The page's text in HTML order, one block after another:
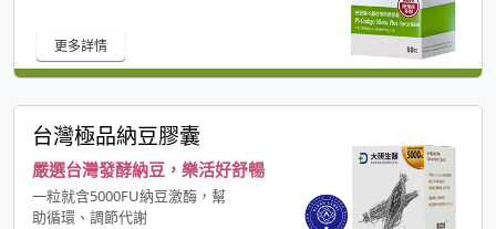
更多詳情
台灣極品納豆膠囊
嚴選台灣發酵納豆，樂活好舒暢
一粒就含5000FU納豆激酶，幫
助循環、調節代謝